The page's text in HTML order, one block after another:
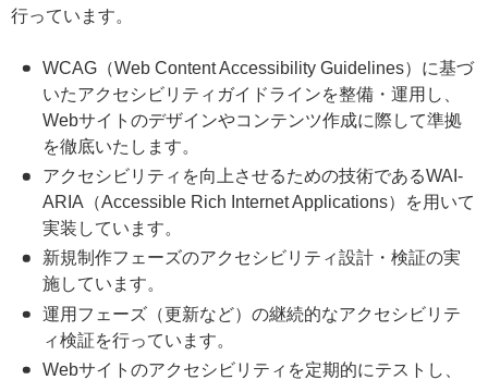
行っています。
WCAG（Web Content Accessibility Guidelines）に基づ
いたアクセシビリティガイドラインを整備・運用し、
Webサイトのデザインやコンテンツ作成に際して準拠
を徹底いたします。
アクセシビリティを向上させるための技術であるWAI-
ARIA（Accessible Rich Internet Applications）を用いて
実装しています。
新規制作フェーズのアクセシビリティ設計・検証の実
施しています。
運用フェーズ（更新など）の継続的なアクセシビリテ
ィ検証を行っています。
Webサイトのアクセシビリティを定期的にテストし、